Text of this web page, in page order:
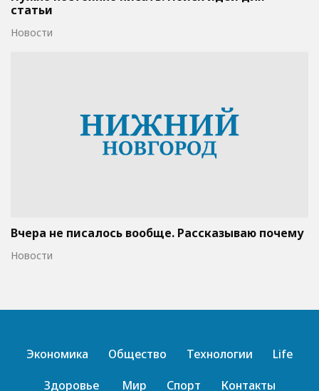
статьи
Новости
Вчера не писалось вообще. Рассказываю почему
Новости
Экономика Общество Технологии
Life
Здоровье
Мир Спорт Контакты